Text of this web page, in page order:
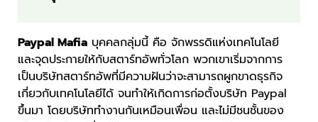
Paypal Mafia บุคคลกลุ่มนี้ คือ จักพรรดิแห่งเทคโนโลยี
และจุดประกายให้กับสตาร์ทอัพทั่วโลก พวกเขาเริ่มจากการ
เป็นบริษัทสตาร์ทอัพที่มีความฝันว่าจะสามารถผูกขาดธุรกิจ
เกี่ยวกับเทคโนโลยีได้ จนทำให้เกิดการก่อตั้งบริษัท Paypal
ขึ้นมา โดยบริษัททำงานกันเหมือนเพื่อน และไม่มีชนชั้นของ